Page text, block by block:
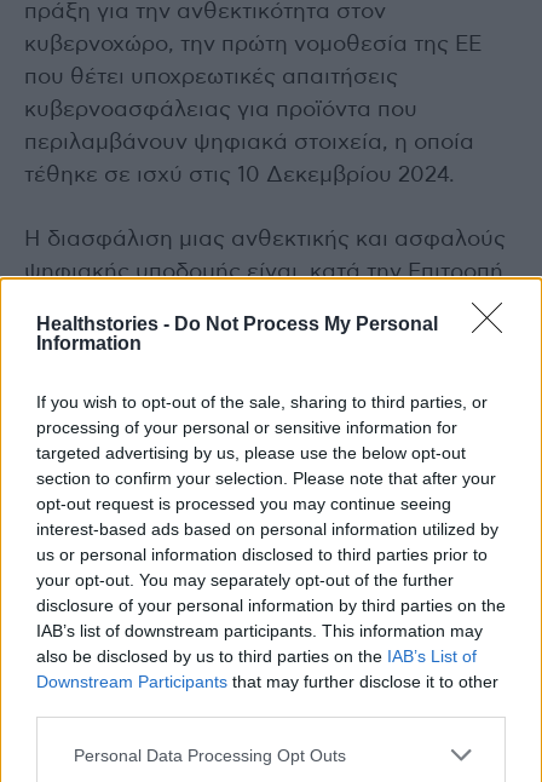
Healthstories - Do Not Process My Personal
Information
If you wish to opt-out of the sale, sharing to third parties, or
processing of your personal or sensitive information for
targeted advertising by us, please use the below opt-out
section to confirm your selection. Please note that after your
opt-out request is processed you may continue seeing
interest-based ads based on personal information utilized by
us or personal information disclosed to third parties prior to
your opt-out. You may separately opt-out of the further
disclosure of your personal information by third parties on the
IAB’s list of downstream participants. This information may
also be disclosed by us to third parties on the IAB’s List of
Downstream Participants that may further disclose it to other
Personal Data Processing Opt Outs
πράξη για την ανθεκτικότητα στον
κυβερνοχώρο, την πρώτη νομοθεσία της ΕΕ
που θέτει υποχρεωτικές απαιτήσεις
κυβερνοασφάλειας για προϊόντα που
περιλαμβάνουν ψηφιακά στοιχεία, η οποία
τέθηκε σε ισχύ στις 10 Δεκεμβρίου 2024.
Η διασφάλιση μιας ανθεκτικής και ασφαλούς
ψηφιακής υποδομής είναι, κατά την Επιτροπή,
«απαραίτητη» για την πλήρη ανάπτυξη του
ευρωπαϊκού χώρου δεδομένων για την υγεία,
της υγειονομικής περίθαλψης τους,
παρέχοντάς τους πλήρη έλεγχο επί των
δεδομένων τους.
Η εκτελεστική αντιπρόεδρος αρμόδια για την
τεχνολογική κυριαρχία, την ασφάλεια και τη
δημοκρατίαΧένα Βίρκουνενδήλωσε: «Η
σύγχρονη υγειονομική περίθαλψη έχει
σημειώσει απίστευτες προόδους μέσω του
ψηφιακού μετασχηματισμού, γεγονός που
καλύτερη υγειονομική περίθαλψη. Δυστυχώς,